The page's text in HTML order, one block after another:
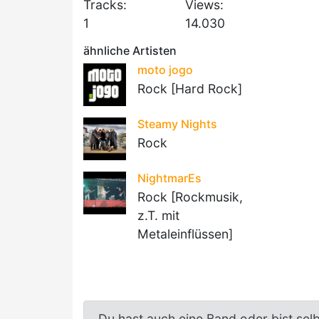
Tracks:
1
Views:
14.030
ähnliche Artisten
moto jogo
Rock [Hard Rock]
Steamy Nights
Rock
NightmarEs
Rock [Rockmusik,
z.T. mit
Metaleinflüssen]